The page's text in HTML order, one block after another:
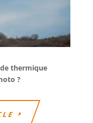
thermique
?